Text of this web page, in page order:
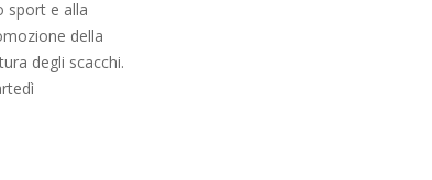
sport e alla
della
degli scacchi.